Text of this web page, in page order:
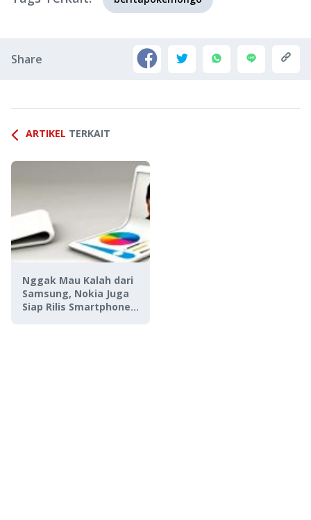
Share
ARTIKEL TERKAIT
Nggak Mau Kalah dari
Samsung, Nokia Juga
Siap Rilis Smartphone